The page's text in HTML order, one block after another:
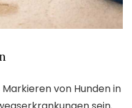
von Hunden in